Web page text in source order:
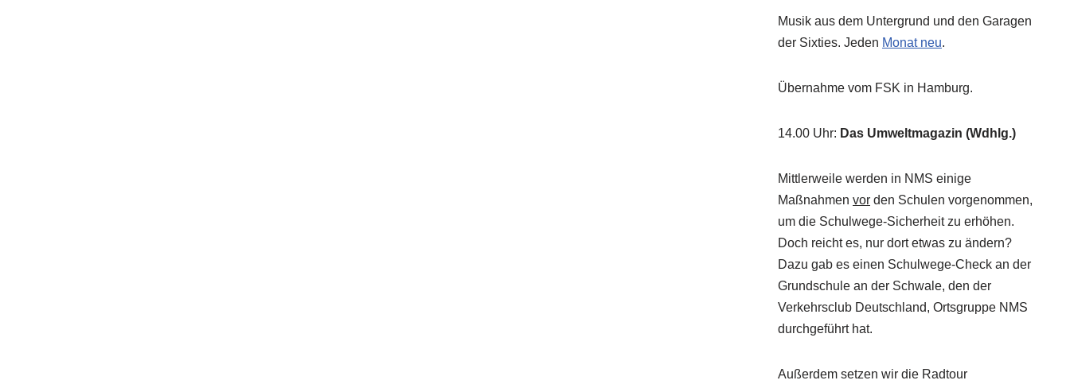
Musik aus dem Untergrund und den Garagen
der Sixties. Jeden Monat neu.
Übernahme vom FSK in Hamburg.
14.00 Uhr: Das Umweltmagazin (Wdhlg.)
Mittlerweile werden in NMS einige
Maßnahmen vor den Schulen vorgenommen,
um die Schulwege-Sicherheit zu erhöhen.
Doch reicht es, nur dort etwas zu ändern?
Dazu gab es einen Schulwege-Check an der
Grundschule an der Schwale, den der
Verkehrsclub Deutschland, Ortsgruppe NMS
durchgeführt hat.
Außerdem setzen wir die Radtour